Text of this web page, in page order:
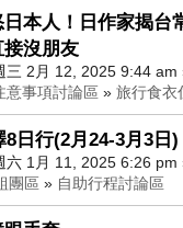
本人！日作家揭台
沒朋友
三 2月 12, 2025 9:44 am
意事項討論區 » 旅行食衣
8日行(2月24-3月3日
六 1月 11, 2025 6:26 pm
團區 » 自助行程討論區